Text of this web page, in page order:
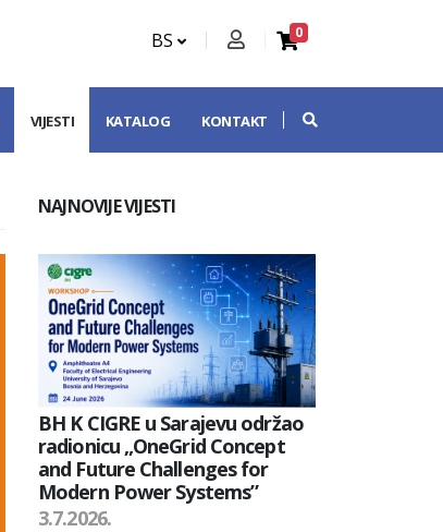
BS 0
VIJESTI KATALOG KONTAKT
NAJNOVIJE VIJESTI
BH K CIGRE u Sarajevu održao
radionicu „OneGrid Concept
and Future Challenges for
Modern Power Systems”
3.7.2026.